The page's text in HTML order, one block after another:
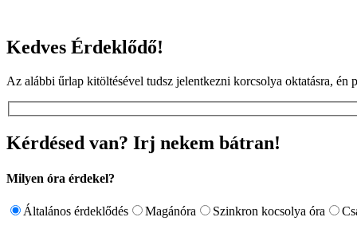
Kedves Érdeklődő!
Az alábbi űrlap kitöltésével tudsz jelentkezni korcsolya oktatásra, én
Kérdésed van? Irj nekem bátran!
Milyen óra érdekel?
Általános érdeklődés Magánóra Szinkron kocsolya óra